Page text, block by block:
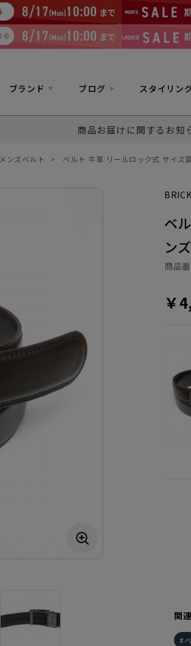
ブランド ブログ スタイリン
商品お届けに関するお知
メンズベルト > ベルト 牛革 リールロック式 サイズ
ベ
ンズ
￥
商品
関